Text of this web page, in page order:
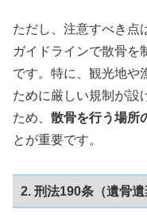
ただし、注意すべき点
ガイドラインで散骨を
です。特に、観光地や
ために厳しい規制が設
ため、 散骨を行う場所
とが重要です。
2. 刑法190条（遺骨遺